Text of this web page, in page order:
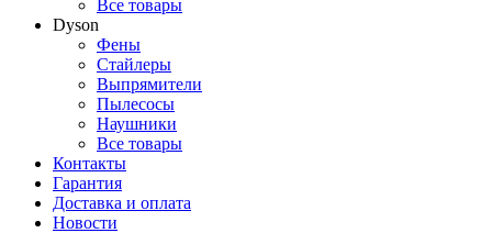
Все товары
Dyson
Фены
Стайлеры
Выпрямители
Пылесосы
Наушники
Все товары
Контакты
Гарантия
Доставка и оплата
Новости